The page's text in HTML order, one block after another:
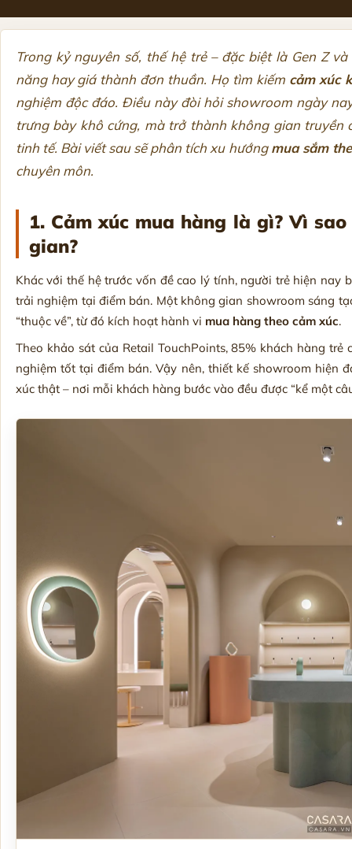
Trong kỷ nguyên số, thế hệ trẻ – đặc biệt là Gen Z
năng hay giá thành đơn thuần. Họ tìm kiếm cảm xúc
nghiệm độc đáo. Điều này đòi hỏi showroom ngày
trưng bày khô cứng, mà trở thành không gian
tinh tế. Bài viết sau sẽ phân tích xu hướngmua sắm
chuyên môn.
1. Cảm xúc mua hàng là gì? Vì
gian?
Khác với thế hệ trước vốn đề cao lý tính, người trẻ hiện
trải nghiệm tại điểm bán. Một không gian showroom sáng
“thuộc về”, từ đó kích hoạt hành vi mua hàng theo cảm xúc.
Theo khảo sát của Retail TouchPoints, 85% khách hàng
nghiệm tốt tại điểm bán. Vậy nên, thiết kế showroom hiện
xúc thật – nơi mỗi khách hàng bước vào đều được “kể một